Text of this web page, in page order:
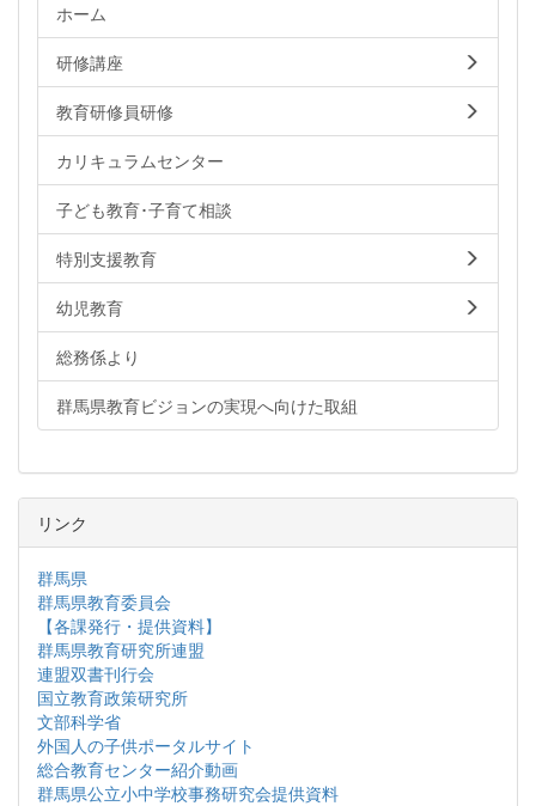
ホーム
研修講座
教育研修員研修
カリキュラムセンター
子ども教育･子育て相談
特別支援教育
幼児教育
総務係より
群馬県教育ビジョンの実現へ向けた取組
リンク
群馬県
群馬県教育委員会
【各課発行・提供資料】
群馬県教育研究所連盟
連盟双書刊行会
国立教育政策研究所
文部科学省
外国人の子供ポータルサイト
総合教育センター紹介動画
群馬県公立小中学校事務研究会提供資料